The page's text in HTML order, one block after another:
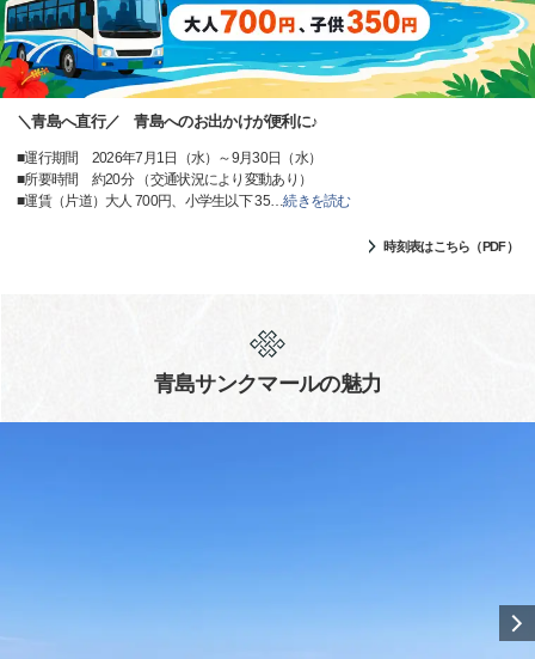
＼青島へ直行／ 青島へのお出かけが便利に♪
■運行期間 2026年7月1日（水）～9月30日（水）
■所要時間 約20分 （交通状況により変動あり）
■運賃（片道）大人 700円、小学生以下 35…続きを読む
時刻表はこちら（PDF）
青島サンクマールの魅力